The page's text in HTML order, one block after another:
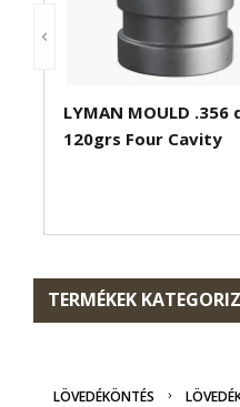
LYMAN MOULD .356
120grs Four Cavity
TERMÉKEK
LÖVEDÉKÖNTÉS